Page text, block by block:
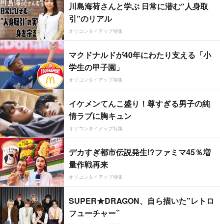
川島海荷さんと学ぶ 日常に潜む“人身取
引”のリアル
オリコンタイアップ特集
マクドナルドが40年にわたり支える「小
学生の甲子園」
オリコンタイアップ特集
イケメンてんこ盛り！尊すぎる男子の純
情ラブに胸キュン
オリコンタイアップ特集
デカすぎ都市伝説発生!?ファミマ45％増
量作戦再来
オリコンタイアップ特集
SUPER★DRAGON、自ら描いた”レトロ
フューチャー”